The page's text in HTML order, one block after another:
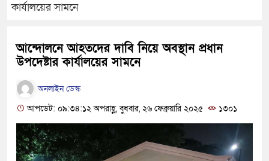
কার্যালয়ের সামনে
আন্দোলনে আহতদের দাবি নিয়ে অবস্থান প্রধান
উপদেষ্টার কার্যালয়ের সামনে
অনলাইন ডেস্ক
আপডেট: ০৯:৩৪:১২ অপরাহ্ণ, বুধবার, ২৬ ফেব্রুয়ারি ২০২৫
১৩০১